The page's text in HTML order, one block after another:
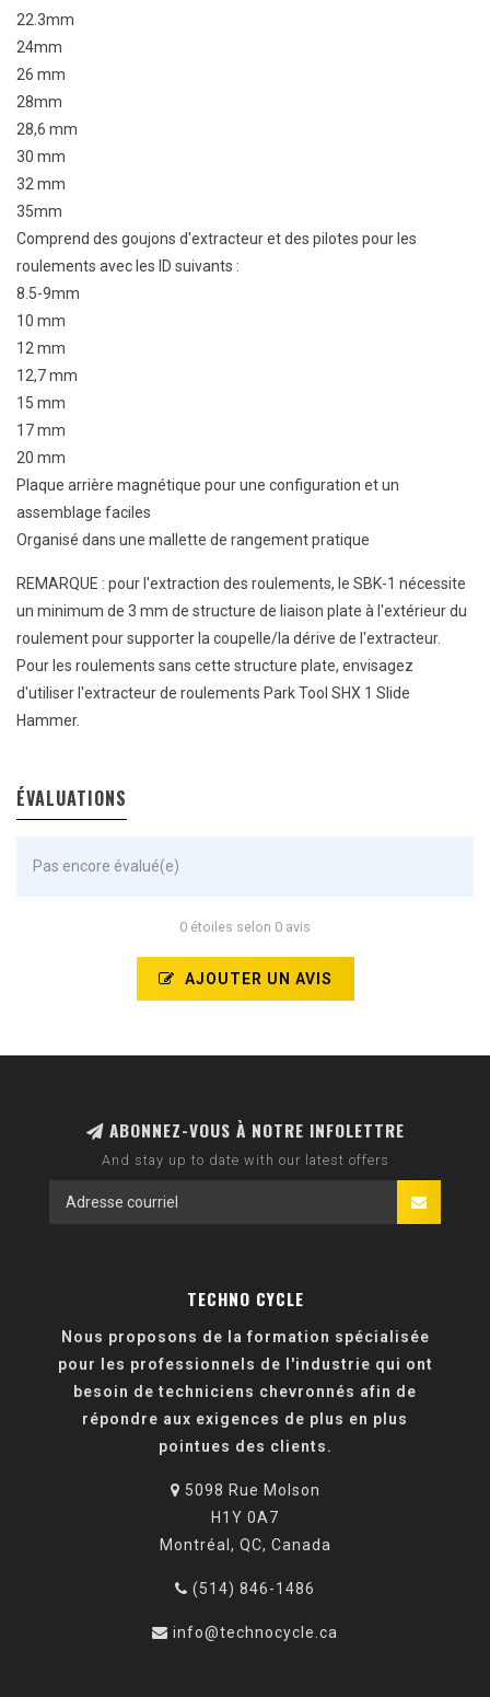
22.3mm
24mm
26 mm
28mm
28,6 mm
30 mm
32 mm
35mm
Comprend des goujons d'extracteur et des pilotes pour les
roulements avec les ID suivants :
8.5-9mm
10 mm
12 mm
12,7 mm
15 mm
17 mm
20 mm
Plaque arrière magnétique pour une configuration et un
assemblage faciles
Organisé dans une mallette de rangement pratique
REMARQUE : pour l'extraction des roulements, le SBK-1 nécessite
un minimum de 3 mm de structure de liaison plate à l'extérieur du
roulement pour supporter la coupelle/la dérive de l'extracteur.
Pour les roulements sans cette structure plate, envisagez
d'utiliser l'extracteur de roulements Park Tool SHX 1 Slide
Hammer.
ÉVALUATIONS
Pas encore évalué(e)
0 étoiles selon 0 avis
AJOUTER UN AVIS
ABONNEZ-VOUS À NOTRE INFOLETTRE
And stay up to date with our latest offers
TECHNO CYCLE
Nous proposons de la formation spécialisée
pour les professionnels de l'industrie qui ont
besoin de techniciens chevronnés afin de
répondre aux exigences de plus en plus
pointues des clients.
5098 Rue Molson
H1Y 0A7
Montréal, QC, Canada
(514) 846-1486
info@technocycle.ca